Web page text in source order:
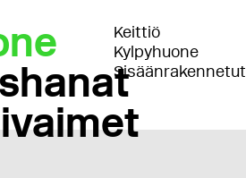
Keittiö
Kylpyhuone
Sisäänrakennetut